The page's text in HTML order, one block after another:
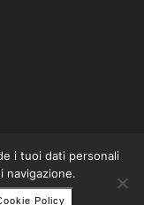
| P.I./C.F.
i tuoi dati personali
navigazione.
Policy